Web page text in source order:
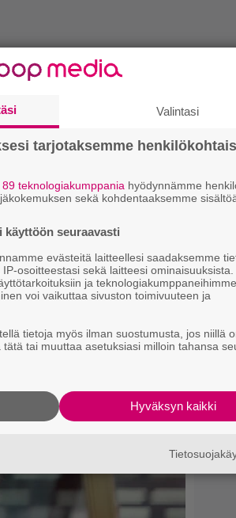
Valintasi
tarjotaksemme
89 teknologiakumppania hyödynnämme
sekä kohdentaaksemme
käyttöön seuraavasti
evästeitä laitteellesi saadaksemme
osoitteestasi sekä laitteesi
ja teknologiakumppaneihimme
voi vaikuttaa sivuston toimivuuteen ja
tietoja myös ilman suostumusta, jos niillä
tai muuttaa asetuksiasi milloin tahansa
Hyväksyn kaikki